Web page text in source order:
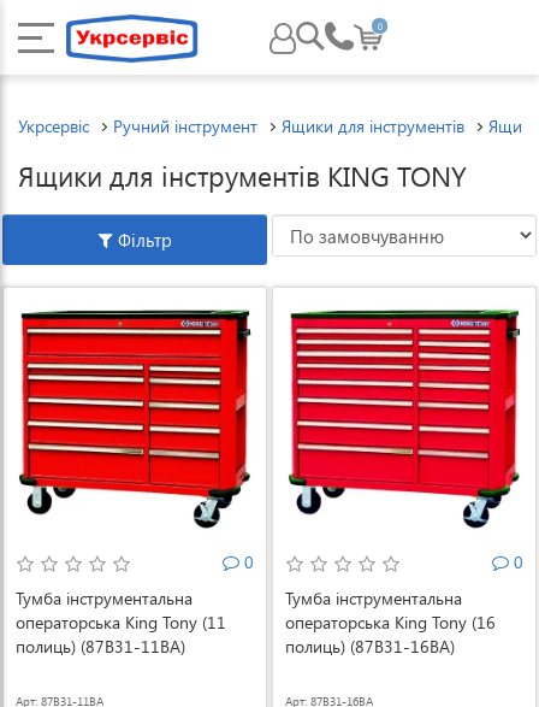
0
Укрсервіс Ручний інструмент Ящики для інструментів Ящики
Ящики для інструментів KING TONY
Фільтр
0
Тумба інструментальна
операторська King Tony (11
полиць) (87B31-11BA)
Арт: 87B31-11BA
0
Тумба інструментальна
операторська King Tony (16
полиць) (87B31-16BA)
Арт: 87B31-16BA